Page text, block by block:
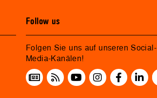
Follow us
Folgen Sie uns auf unseren Social-
Media-Kanälen!